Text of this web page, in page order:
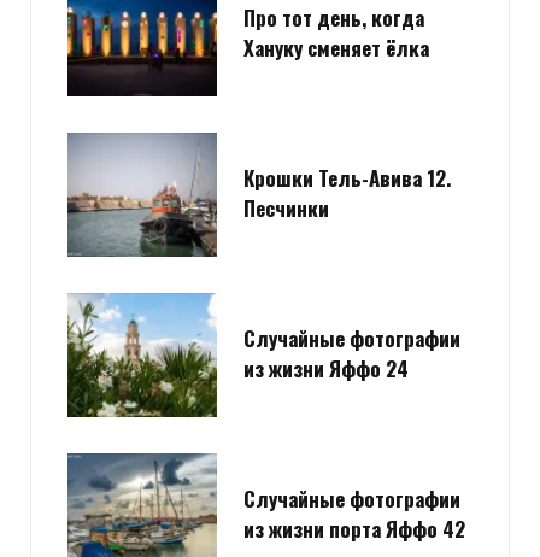
Про тот день, когда
Хануку сменяет ёлка
Крошки Тель-Авива 12.
Песчинки
Случайные фотографии
из жизни Яффо 24
Случайные фотографии
из жизни порта Яффо 42